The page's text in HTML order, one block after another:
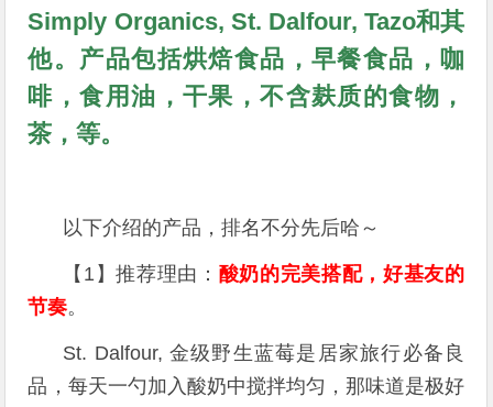
Simply Organics, St. Dalfour, Tazo和其
他。产品包括烘焙食品，早餐食品，咖
啡，食用油，干果，不含麸质的食物，
茶，等。
以下介绍的产品，排名不分先后哈～
【1】推荐理由： 酸奶的完美搭配，好基友的
节奏。
St. Dalfour, 金级野生蓝莓是居家旅行必备良
品，每天一勺加入酸奶中搅拌均匀，那味道是极好